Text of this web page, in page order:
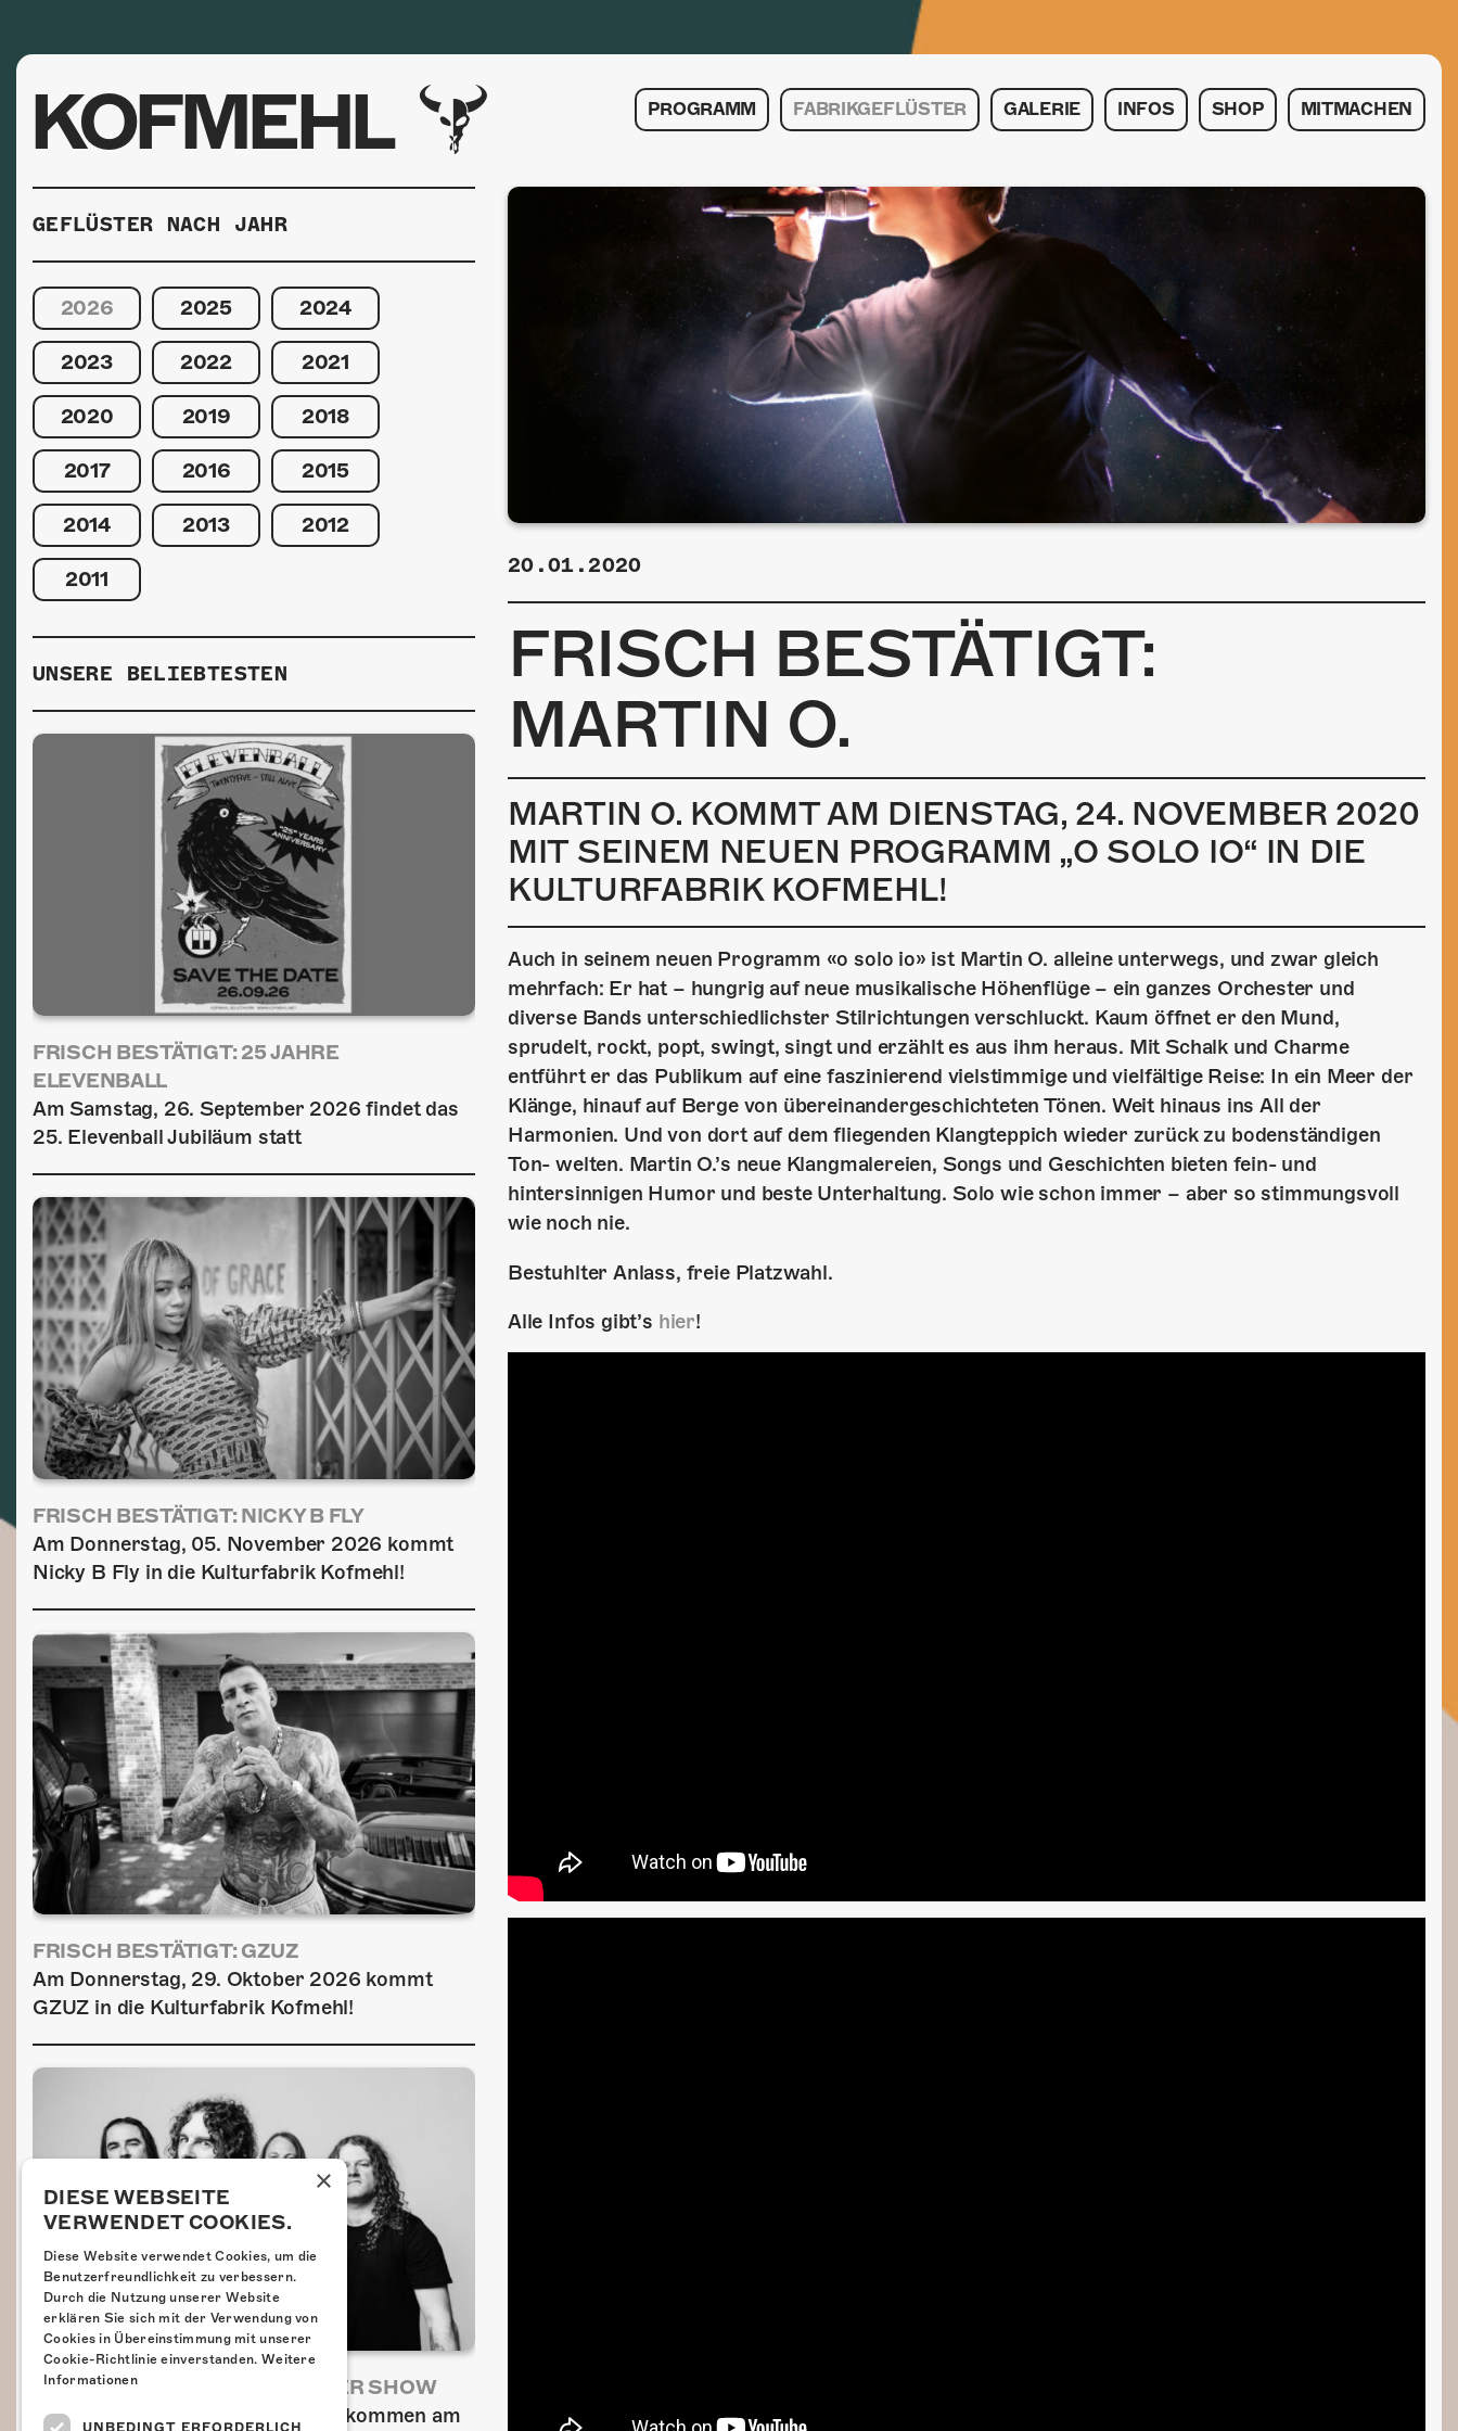
KOFMEHL PROGRAMM FABRIKGEFLÜSTER GALERIE INFOS SHOP MITMACHEN
20.01.2020
FRISCH BESTÄTIGT:
MARTIN O.
MARTIN O. KOMMT AM DIENSTAG, 24. NOVEMBER 2020
MIT SEINEM NEUEN PROGRAMM „O SOLO IO“ IN DIE
KULTURFABRIK KOFMEHL!
Auch in seinem neuen Programm «o solo io» ist Martin O. alleine unterwegs, und zwar gleich
mehrfach: Er hat – hungrig auf neue musikalische Höhenflüge – ein ganzes Orchester und
diverse Bands unterschiedlichster Stilrichtungen verschluckt. Kaum öffnet er den Mund,
sprudelt, rockt, popt, swingt, singt und erzählt es aus ihm heraus. Mit Schalk und Charme
entführt er das Publikum auf eine faszinierend vielstimmige und vielfältige Reise: In ein Meer der
Klänge, hinauf auf Berge von übereinandergeschichteten Tönen. Weit hinaus ins All der
Harmonien. Und von dort auf dem fliegenden Klangteppich wieder zurück zu bodenständigen
Ton- welten. Martin O.’s neue Klangmalereien, Songs und Geschichten bieten fein- und
hintersinnigen Humor und beste Unterhaltung. Solo wie schon immer – aber so stimmungsvoll
wie noch nie.
Bestuhlter Anlass, freie Platzwahl.
Alle Infos gibt’s hier!
GEFLÜSTER NACH JAHR
2026 2025 2024
2023 2022 2021
2020 2019 2018
2017 2016 2015
2014 2013 2012
2011
UNSERE BELIEBTESTEN
FRISCH BESTÄTIGT: 25 JAHRE
ELEVENBALL
Am Samstag, 26. September 2026 findet das
25. Elevenball Jubiläum statt
FRISCH BESTÄTIGT: NICKY B FLY
Am Donnerstag, 05. November 2026 kommt
Nicky B Fly in die Kulturfabrik Kofmehl!
FRISCH BESTÄTIGT: GZUZ
Am Donnerstag, 29. Oktober 2026 kommt
GZUZ in die Kulturfabrik Kofmehl!
AIRBOURNE - SPECIAL SUMMER SHOW
Wow, das ist ein Ding! Airbourne kommen am
×
DIESE WEBSEITE
VERWENDET COOKIES.
Diese Website verwendet Cookies, um die
Benutzerfreundlichkeit zu verbessern.
Durch die Nutzung unserer Website
erklären Sie sich mit der Verwendung von
Cookies in Übereinstimmung mit unserer
Cookie-Richtlinie einverstanden. Weitere
Informationen
UNBEDINGT ERFORDERLICH